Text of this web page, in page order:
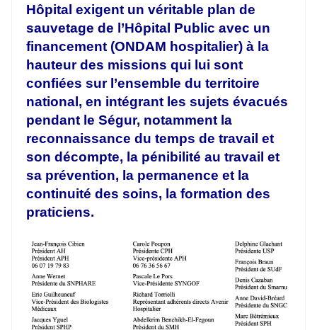
Hôpital exigent un véritable plan de
sauvetage de l’Hôpital Public avec un
financement (ONDAM hospitalier) à la
hauteur des missions qui lui sont
confiées sur l’ensemble du territoire
national, en intégrant les sujets évacués
pendant le Ségur, notamment la
reconnaissance du temps de travail et
son décompte, la pénibilité au travail et
sa prévention, la permanence et la
continuité des soins, la formation des
praticiens.